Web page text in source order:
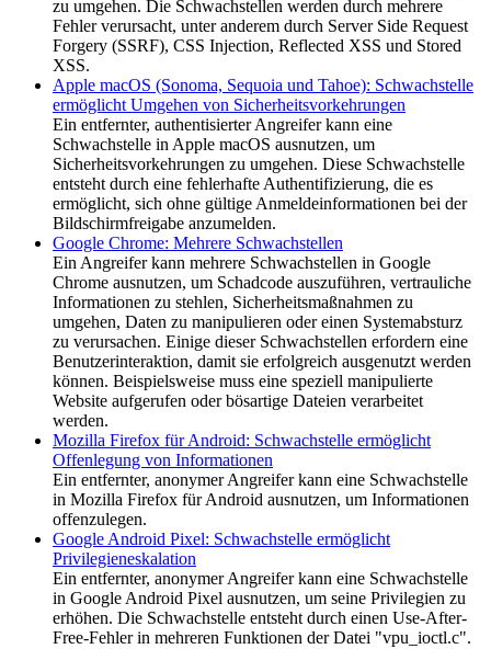
zu umgehen. Die Schwachstellen werden durch mehrere
Fehler verursacht, unter anderem durch Server Side Request
Forgery (SSRF), CSS Injection, Reflected XSS und Stored
XSS.
Apple macOS (Sonoma, Sequoia und Tahoe): Schwachstelle
ermöglicht Umgehen von Sicherheitsvorkehrungen
Ein entfernter, authentisierter Angreifer kann eine
Schwachstelle in Apple macOS ausnutzen, um
Sicherheitsvorkehrungen zu umgehen. Diese Schwachstelle
entsteht durch eine fehlerhafte Authentifizierung, die es
ermöglicht, sich ohne gültige Anmeldeinformationen bei der
Bildschirmfreigabe anzumelden.
Google Chrome: Mehrere Schwachstellen
Ein Angreifer kann mehrere Schwachstellen in Google
Chrome ausnutzen, um Schadcode auszuführen, vertrauliche
Informationen zu stehlen, Sicherheitsmaßnahmen zu
umgehen, Daten zu manipulieren oder einen Systemabsturz
zu verursachen. Einige dieser Schwachstellen erfordern eine
Benutzerinteraktion, damit sie erfolgreich ausgenutzt werden
können. Beispielsweise muss eine speziell manipulierte
Website aufgerufen oder bösartige Dateien verarbeitet
werden.
Mozilla Firefox für Android: Schwachstelle ermöglicht
Offenlegung von Informationen
Ein entfernter, anonymer Angreifer kann eine Schwachstelle
in Mozilla Firefox für Android ausnutzen, um Informationen
offenzulegen.
Google Android Pixel: Schwachstelle ermöglicht
Privilegieneskalation
Ein entfernter, anonymer Angreifer kann eine Schwachstelle
in Google Android Pixel ausnutzen, um seine Privilegien zu
erhöhen. Die Schwachstelle entsteht durch einen Use-After-
Free-Fehler in mehreren Funktionen der Datei "vpu_ioctl.c".